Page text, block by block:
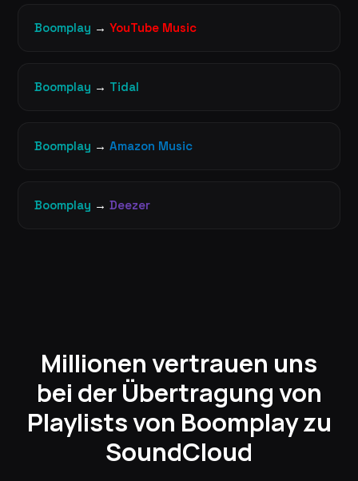
Boomplay → YouTube Music
Boomplay → Tidal
Boomplay → Amazon Music
Boomplay → Deezer
Millionen vertrauen uns
bei der Übertragung von
Playlists von Boomplay zu
SoundCloud